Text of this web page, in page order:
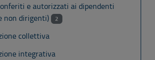
e autorizzati ai dipendenti
non dirigenti)
2
collettiva
integrativa